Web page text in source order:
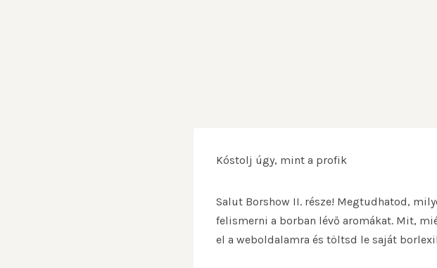
Kóstolj úgy, mint a profik
Salut Borshow II. része! Megtudhatod,
felismerni a borban lévő aromákat. Mit,
el a weboldalamra és töltsd le saját